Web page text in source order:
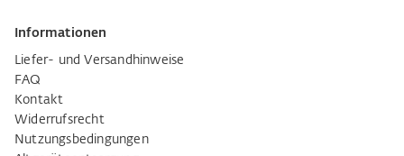
Informationen
Liefer- und Versandhinweise
FAQ
Kontakt
Widerrufsrecht
Nutzungsbedingungen